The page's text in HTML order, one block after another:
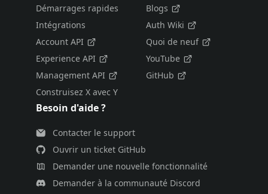
Démarrages rapides
Intégrations
Account API
Experience API
Management API
Construisez X avec Y
Blogs
Auth Wiki
Quoi de neuf
YouTube
GitHub
Besoin d'aide ?
Contacter le support
Ouvrir un ticket GitHub
Demander une nouvelle fonctionnalité
Demander à la communauté Discord